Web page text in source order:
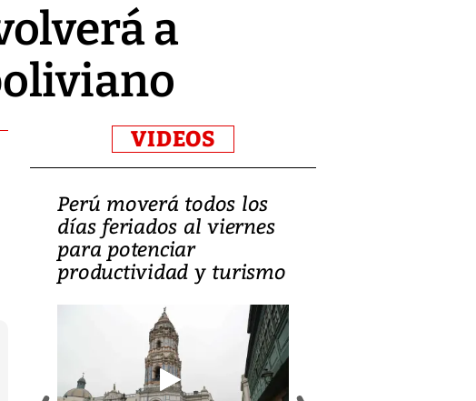
a
VIDEOS
Perú moverá todos los
días feriados al viernes
para potenciar
productividad y turismo